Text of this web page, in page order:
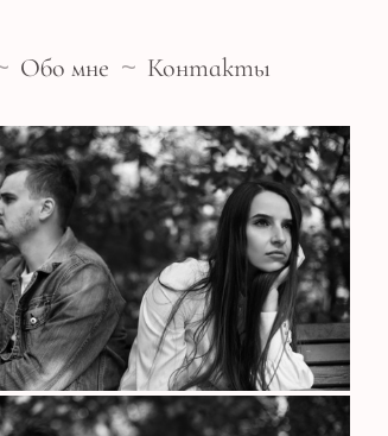
Обо мне Контакты